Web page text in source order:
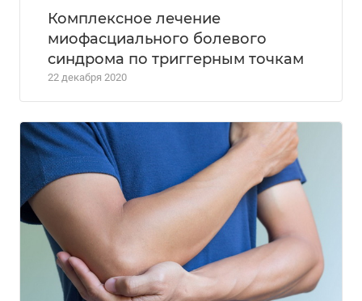
Комплексное лечение
миофасциального болевого
синдрома по триггерным точкам
22 декабря 2020